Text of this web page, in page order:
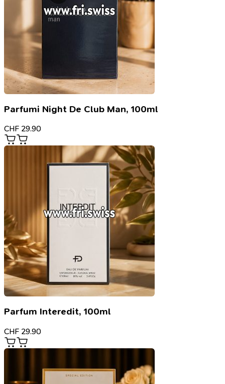
Parfumi Night De Club Man, 100ml
CHF 29.90
Parfum Interedit, 100ml
CHF 29.90